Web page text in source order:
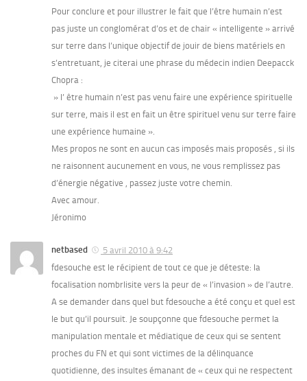
Pour conclure et pour illustrer le fait que l’être humain n’est
pas juste un conglomérat d’os et de chair « intelligente » arrivé
sur terre dans l’unique objectif de jouir de biens matériels en
s’entretuant, je citerai une phrase du médecin indien Deepacck
Chopra :
» l’ être humain n’est pas venu faire une expérience spirituelle
sur terre, mais il est en fait un être spirituel venu sur terre faire
une expérience humaine ».
Mes propos ne sont en aucun cas imposés mais proposés , si ils
ne raisonnent aucunement en vous, ne vous remplissez pas
d’énergie négative , passez juste votre chemin.
Avec amour.
Jéronimo
netbased
5 avril 2010 à 9:42
fdesouche est le récipient de tout ce que je déteste: la
focalisation nombrlisite vers la peur de « l’invasion » de l’autre.
A se demander dans quel but fdesouche a été conçu et quel est
le but qu’il poursuit. Je soupçonne que fdesouche permet la
manipulation mentale et médiatique de ceux qui se sentent
proches du FN et qui sont victimes de la délinquance
quotidienne, des insultes émanant de « ceux qui ne respectent